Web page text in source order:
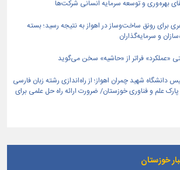
بهره‌وری و توسعه سرمایه انسانی شرکت‌ها
برای رونق ساخت‌وساز در اهواز به نتیجه رسید؛ بسته
و سرمایه‌گذاران
«عملکرد» فراتر از «حاشیه» سخن می‌گوید
دانشگاه شهید چمران اهواز؛ از راه‌اندازی رشته زبان فارسی
پارک علم و فناوری خوزستان/ ضرورت ارائه راه حل علمی برای
خوزستان